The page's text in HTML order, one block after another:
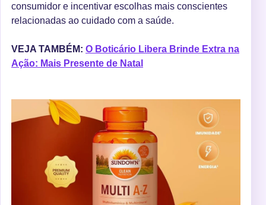
consumidor e incentivar escolhas mais conscientes
relacionadas ao cuidado com a saúde.
VEJA TAMBÉM: O Boticário Libera Brinde Extra na
Ação: Mais Presente de Natal